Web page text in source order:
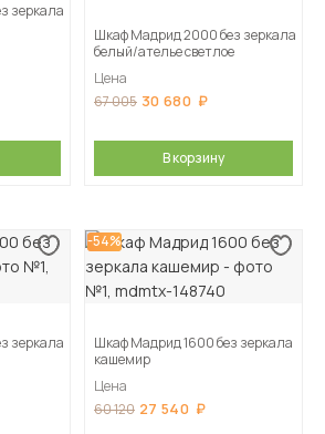
зеркала
Шкаф Мадрид 2000 без зеркала
белый/ателье светлое
Цена
67 005 30 680
В корзину
зеркала
-54%
Шкаф Мадрид 1600 без зеркала
кашемир
Цена
60 120 27 540